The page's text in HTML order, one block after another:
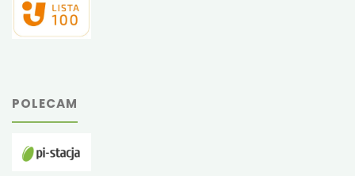
POLECAM